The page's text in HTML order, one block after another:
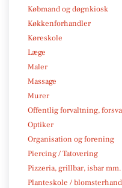
Købmand og døgnkiosk
Køkkenforhandler
Køreskole
Læge
Maler
Massage
Murer
Offentlig forvaltning,
Optiker
Organisation og forening
Piercing / Tatovering
Pizzeria, grillbar, isbar mm.
Planteskole /